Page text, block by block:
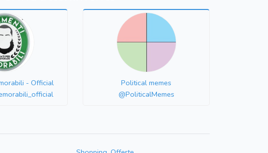
- Official
Political memes
@PoliticalMemes